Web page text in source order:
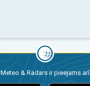
Meteo & Radars ir pieejams arī